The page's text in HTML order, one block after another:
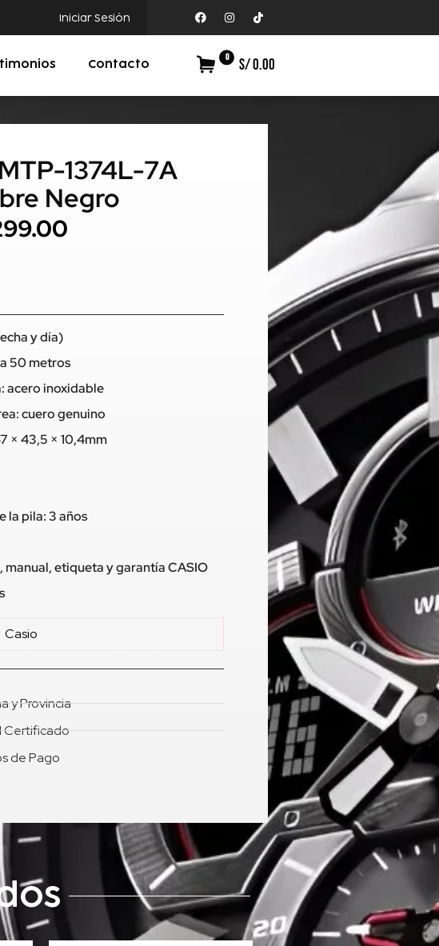
Iniciar Sesión
Contacto
0 S/ 0.00
1374L-7A
Negro
y día)
50 metros
acero inoxidable
cuero genuino
× 43,5 × 10,4mm
la pila: 3 años
manual, etiqueta y garantía CASIO
Casio
y Provincia
Certificado
de Pago